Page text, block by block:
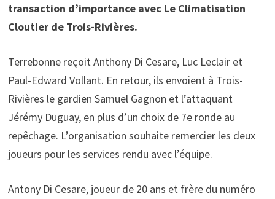
transaction d’importance avec Le Climatisation
Cloutier de Trois-Rivières.
Terrebonne reçoit Anthony Di Cesare, Luc Leclair et
Paul-Edward Vollant. En retour, ils envoient à Trois-
Rivières le gardien Samuel Gagnon et l’attaquant
Jérémy Duguay, en plus d’un choix de 7e ronde au
repêchage. L’organisation souhaite remercier les deux
joueurs pour les services rendu avec l’équipe.
Antony Di Cesare, joueur de 20 ans et frère du numéro